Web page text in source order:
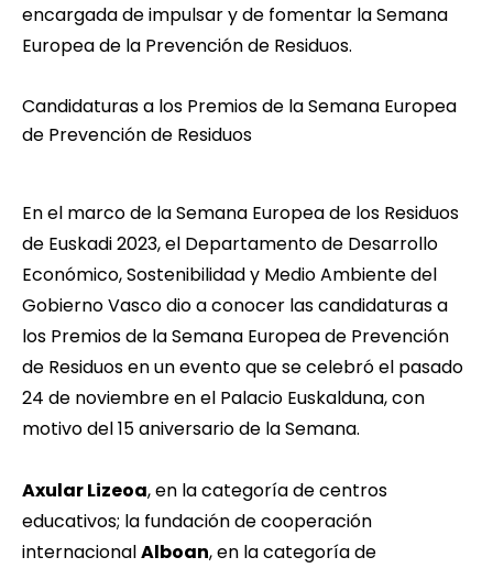
encargada de impulsar y de fomentar la Semana
Europea de la Prevención de Residuos.
Candidaturas a los Premios de la Semana Europea
de Prevención de Residuos
En el marco de la Semana Europea de los Residuos
de Euskadi 2023, el Departamento de Desarrollo
Económico, Sostenibilidad y Medio Ambiente del
Gobierno Vasco dio a conocer lascandidaturas a
los Premios de la Semana Europea de Prevención
de Residuosen un evento que se celebró el pasado
24 de noviembre en el Palacio Euskalduna, con
motivo del 15 aniversario de la Semana.
Axular Lizeoa, en la categoría de centros
educativos; la fundación de cooperación
internacionalAlboan, en la categoría de